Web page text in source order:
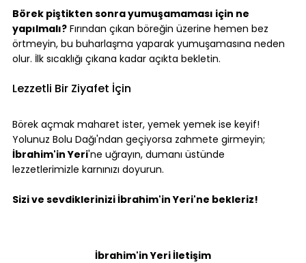
Börek piştikten sonra yumuşamaması için ne
yapılmalı? Fırından çıkan böreğin üzerine hemen bez
örtmeyin, bu buharlaşma yaparak yumuşamasına neden
olur. İlk sıcaklığı çıkana kadar açıkta bekletin.
Lezzetli Bir Ziyafet İçin
Börek açmak maharet ister, yemek yemek ise keyif!
Yolunuz Bolu Dağı'ndan geçiyorsa zahmete girmeyin;
İbrahim'in Yeri'ne uğrayın, dumanı üstünde
lezzetlerimizle karnınızı doyurun.
Sizi ve sevdiklerinizi İbrahim'in Yeri'ne bekleriz!
İbrahim'in Yeri İletişim